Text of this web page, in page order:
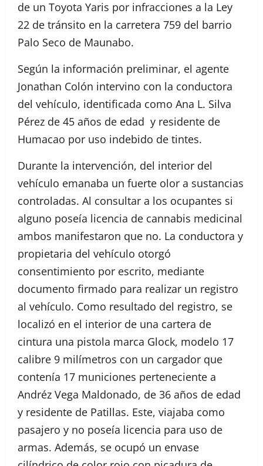
de un Toyota Yaris por infracciones a la Ley
22 de tránsito en la carretera 759 del barrio
Palo Seco de Maunabo.
Según la información preliminar, el agente
Jonathan Colón intervino con la conductora
del vehículo, identificada como Ana L. Silva
Pérez de 45 años de edad y residente de
Humacao por uso indebido de tintes.
Durante la intervención, del interior del
vehículo emanaba un fuerte olor a sustancias
controladas. Al consultar a los ocupantes si
alguno poseía licencia de cannabis medicinal
ambos manifestaron que no. La conductora y
propietaria del vehículo otorgó
consentimiento por escrito, mediante
documento firmado para realizar un registro
al vehículo. Como resultado del registro, se
localizó en el interior de una cartera de
cintura una pistola marca Glock, modelo 17
calibre 9 milímetros con un cargador que
contenía 17 municiones perteneciente a
Andréz Vega Maldonado, de 36 años de edad
y residente de Patillas. Este, viajaba como
pasajero y no poseía licencia para uso de
armas. Además, se ocupó un envase